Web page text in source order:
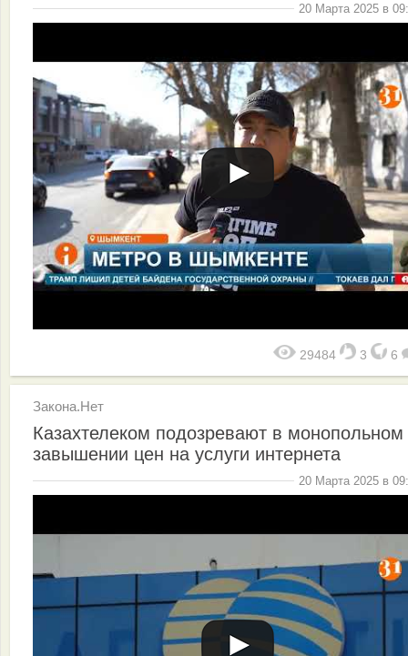
20 Марта 2025 в
29484 3 6
Закона.Нет
Казахтелеком подозревают в монопольном
завышении цен на услуги интернета
20 Марта 2025 в